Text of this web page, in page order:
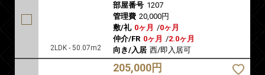
2LDK - 50.07m2
部屋番号 1207
管理費 20,000円
敷/礼 0ヶ月 /0ヶ月
仲介/FR 0ヶ月 /2.0ヶ月
向き/入居 西/即入居可
205,000円